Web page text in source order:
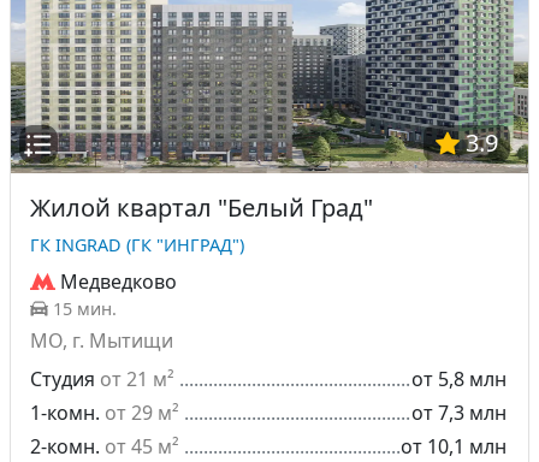
3.9
Жилой квартал "Белый Град"
ГК INGRAD (ГК "ИНГРАД")
Медведково
15 мин.
МО, г. Мытищи
Студия от 21 м²
от 5,8 млн
1-комн. от 29 м²
от 7,3 млн
2-комн. от 45 м²
от 10,1 млн